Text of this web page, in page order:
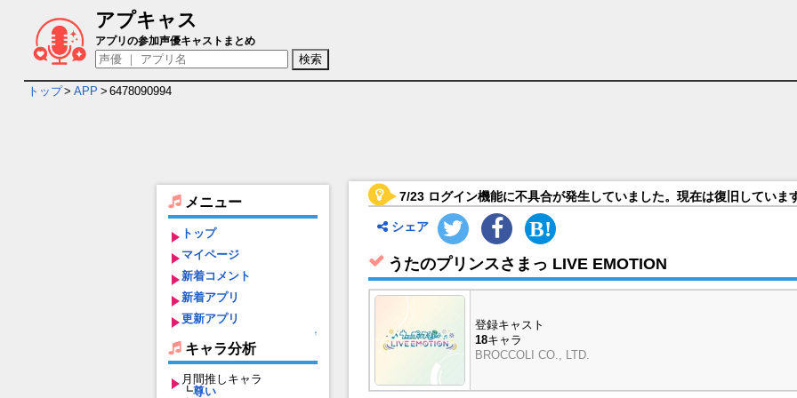
アプキャス
うたのプリンスさまっ LIVE EMOTION キャラ＆声優（CV）一覧
アプリの参加声優キャストまとめ
トップ> APP > 6478090994
メニュー
トップ
マイページ
新着コメント
新着アプリ
更新アプリ
↑
キャラ分析
月間推しキャラ
┗尊い
7/23 ログイン機能に不具合が発生していました。現在は復旧していま
シェア
うたのプリンスさまっ LIVE EMOTION
登録キャスト
18キャラ
BROCCOLI CO., LTD.